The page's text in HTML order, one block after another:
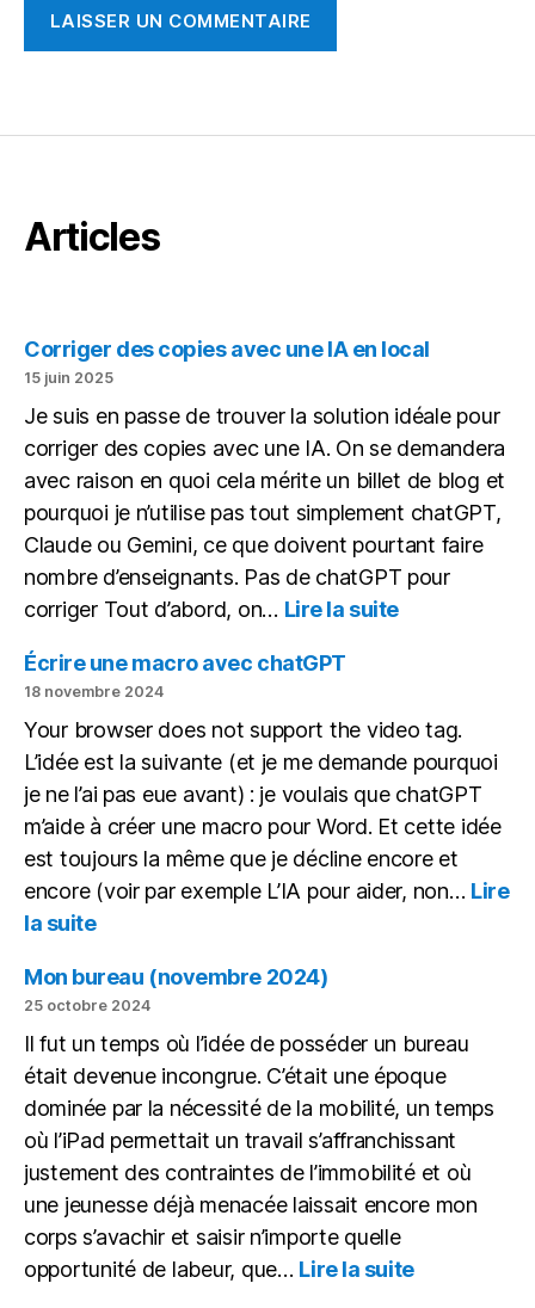
Articles
Corriger des copies avec une IA en local
15 juin 2025
Je suis en passe de trouver la solution idéale pour
corriger des copies avec une IA. On se demandera
avec raison en quoi cela mérite un billet de blog et
pourquoi je n’utilise pas tout simplement chatGPT,
Claude ou Gemini, ce que doivent pourtant faire
nombre d’enseignants. Pas de chatGPT pour
corriger Tout d’abord, on… Lire la suite:
une
IA
en
local
Écrire une macro avec chatGPT
18 novembre 2024
Your browser does not support the video tag.
L’idée est la suivante (et je me demande pourquoi
je ne l’ai pas eue avant) : je voulais que chatGPT
m’aide à créer une macro pour Word. Et cette idée
est toujours la même que je décline encore et
encore (voir par exemple L’IA pour aider, non… Lire
la suite:
une
macro
chatGPT
Mon bureau (novembre 2024)
25 octobre 2024
Il fut un temps où l’idée de posséder un bureau
était devenue incongrue. C’était une époque
dominée par la nécessité de la mobilité, un temps
où l’iPad permettait un travail s’affranchissant
justement des contraintes de l’immobilité et où
une jeunesse déjà menacée laissait encore mon
corps s’avachir et saisir n’importe quelle
opportunité de labeur, que… Lire la suite: